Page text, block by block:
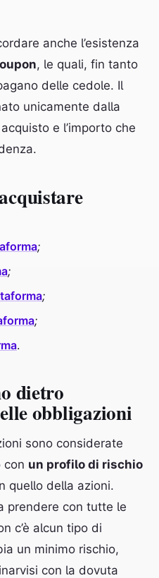
anche l’esistenza
, le quali, fin tanto
delle cedole. Il
unicamente dalla
e l’importo che
;
;
;
;
.
dietro
obbligazioni
sono considerate
con un profilo di rischio
quello della azioni.
prendere con tutte le
c’è alcun tipo di
un minimo rischio,
con la dovuta